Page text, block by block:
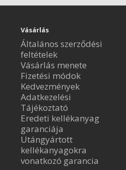
Vásárlás
Általános szerződési
feltételek
Vásárlás menete
Fizetési módok
Kedvezmények
Adatkezelési
Tájékoztató
Eredeti kellékanyag
garanciája
Utángyártott
kellékanyagokra
vonatkozó garancia